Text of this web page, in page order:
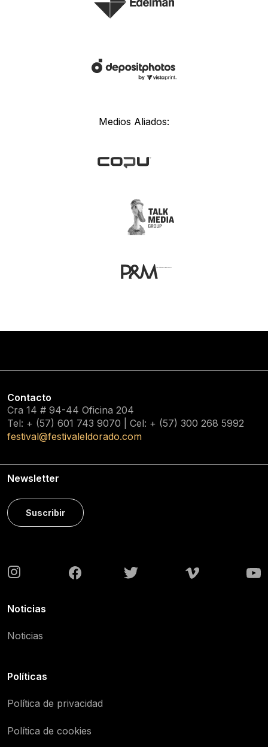
Medios Aliados:
Contacto
Cra 14 # 94-44 Oficina 204
Tel: + (57) 601 743 9070 | Cel: + (57) 300 268 5992
festival@festivaleldorado.com
Newsletter
Suscribir
Noticias
Noticias
Políticas
Política de privacidad
Política de cookies